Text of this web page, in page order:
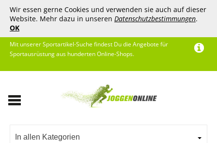
Wir essen gerne Cookies und verwenden sie auch auf dieser
Website. Mehr dazu in unseren Datenschutzbestimmungen.
OK
Mit unserer Sportartikel-Suche findest Du die Angebote für
Sportausrüstung aus hunderten Online-Shops.
In allen Kategorien